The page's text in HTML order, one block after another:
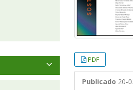
PDF
Publicado 20-